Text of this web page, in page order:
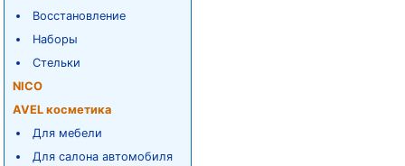
Восстановление
Наборы
Стельки
NICO
AVEL косметика
Для мебели
Для салона автомобиля